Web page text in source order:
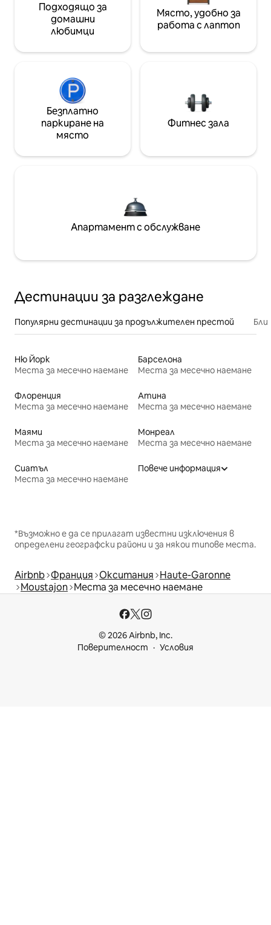
Подходящо за
домашни
любимци
Място, удобно за
работа с лаптоп
Безплатно
паркиране на
място
Фитнес зала
Апартамент с обслужване
Дестинации за разглеждане
Популярни дестинации за продължителен престой
Ню Йорк
Места за месечно наемане
Барселона
Места за месечно наемане
Флоренция
Места за месечно наемане
Атина
Места за месечно наемане
Маями
Места за месечно наемане
Монреал
Места за месечно наемане
Сиатъл
Места за месечно наемане
Повече информация
*Възможно е да се прилагат известни изключения в
определени географски райони и за някои типове места.
Airbnb Франция Окситания Haute-Garonne
Moustajon Места за месечно наемане
© 2026 Airbnb, Inc.
Поверителност
Условия